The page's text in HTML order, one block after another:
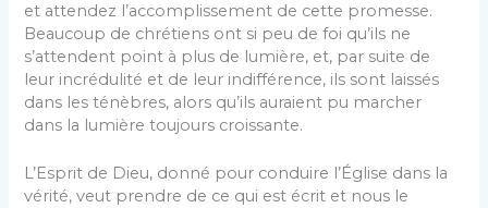
et attendez l’accomplissement de cette promesse.
Beaucoup de chrétiens ont si peu de foi qu’ils ne
s’attendent point à plus de lumière, et, par suite de
leur incrédulité et de leur indifférence, ils sont laissés
dans les ténèbres, alors qu’ils auraient pu marcher
dans la lumière toujours croissante.
L’Esprit de Dieu, donné pour conduire l’Église dans la
vérité, veut prendre de ce qui est écrit et nous le